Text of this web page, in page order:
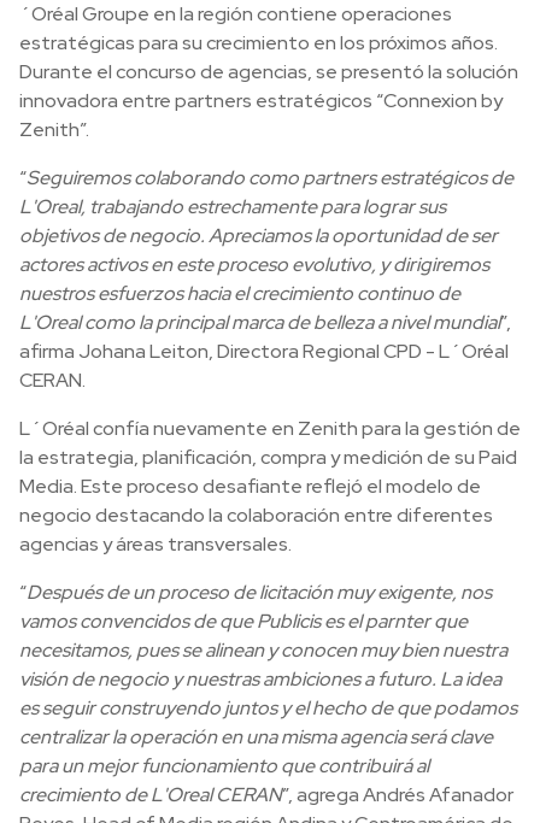
´Oréal Groupe en la región contiene operaciones
estratégicas para su crecimiento en los próximos años.
Durante el concurso de agencias, se presentó la solución
innovadora entre partners estratégicos “Connexion by
Zenith”.
“Seguiremos colaborando como partners estratégicos de
L'Oreal, trabajando estrechamente para lograr sus
objetivos de negocio. Apreciamos la oportunidad de ser
actores activos en este proceso evolutivo, y dirigiremos
nuestros esfuerzos hacia el crecimiento continuo de
L'Oreal como la principal marca de belleza a nivel mundial”,
afirma Johana Leiton, Directora Regional CPD - L´Oréal
CERAN.
L´Oréal confía nuevamente en Zenith para la gestión de
la estrategia, planificación, compra y medición de su Paid
Media. Este proceso desafiante reflejó el modelo de
negocio destacando la colaboración entre diferentes
agencias y áreas transversales.
“Después de un proceso de licitación muy exigente, nos
vamos convencidos de que Publicis es el parnter que
necesitamos, pues se alinean y conocen muy bien nuestra
visión de negocio y nuestras ambiciones a futuro. La idea
es seguir construyendo juntos y el hecho de que podamos
centralizar la operación en una misma agencia será clave
para un mejor funcionamiento que contribuirá al
crecimiento de L'Oreal CERAN”, agrega Andrés Afanador